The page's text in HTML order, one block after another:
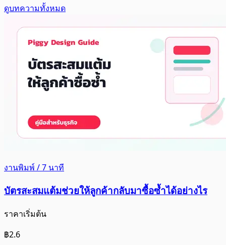
ดูบทความทั้งหมด
งานพิมพ์ / 7 นาที
บัตรสะสมแต้มช่วยให้ลูกค้ากลับมาซื้อซ้ำได้อย่างไร
ราคาเริ่มต้น
฿2.6